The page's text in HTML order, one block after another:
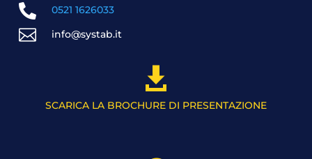
 0521 1626033
 info@systab.it

SCARICA LA BROCHURE DI PRESENTAZIONE